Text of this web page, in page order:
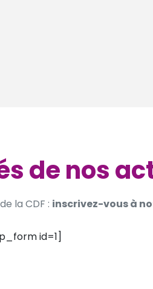
de nos
la CDF : inscrivez-vous à
id=1]